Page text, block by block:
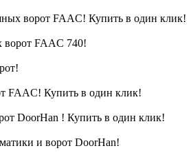
ворот FAAC! Купить в один клик!
ворот FAAC 740!
FAAC! Купить в один клик!
DoorHan ! Купить в один клик!
и ворот DoorHan!